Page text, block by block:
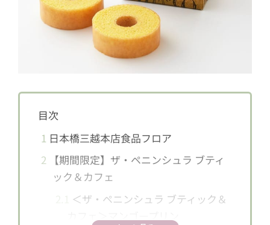
目次
1 日本橋三越本店食品フロア
2 【期間限定】ザ・ペニンシュラ ブティ
ック＆カフェ
＜ザ・ペニンシュラ ブティック＆